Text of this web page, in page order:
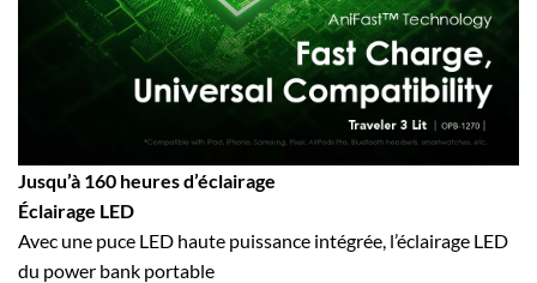
Jusqu’à 160 heures d’éclairage
Éclairage LED
Avec une puce LED haute puissance intégrée, l’éclairage LED
du power bank portable